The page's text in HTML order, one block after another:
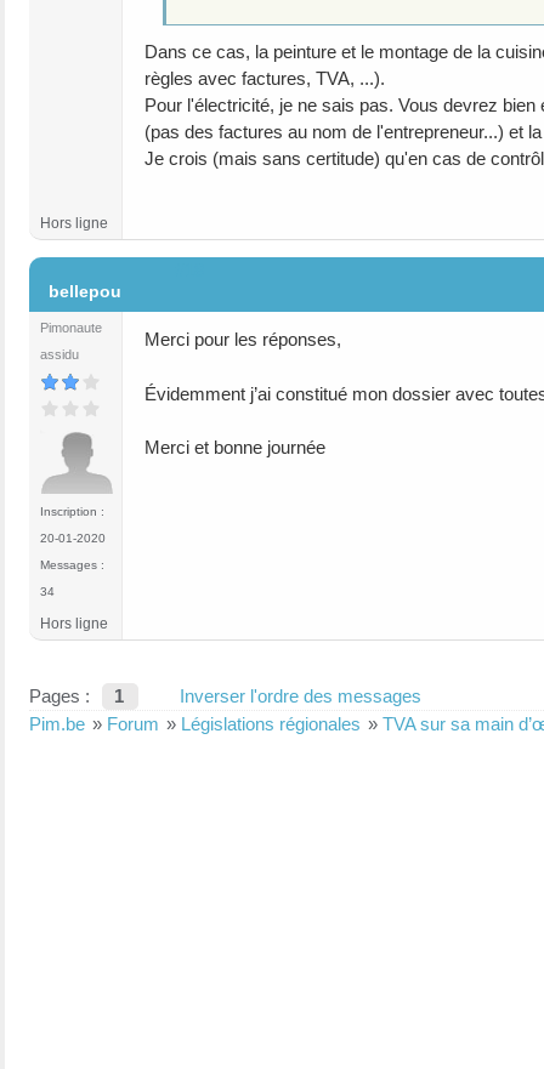
Dans ce cas, la peinture et le montage de la
règles avec factures, TVA, ...).
Pour l'électricité, je ne sais pas. Vous devrez
(pas des factures au nom de l'entrepreneur...) et
Je crois (mais sans certitude) qu'en cas de
Hors ligne
bellepou
Pimonaute
assidu
Inscription :
20-01-2020
Messages :
34
Merci pour les réponses,
Évidemment j’ai constitué mon dossier avec
Merci et bonne journée
Hors ligne
Pages : 1
Inverser l'ordre des messages
Pim.be » Forum » Législations régionales » TVA sur sa main